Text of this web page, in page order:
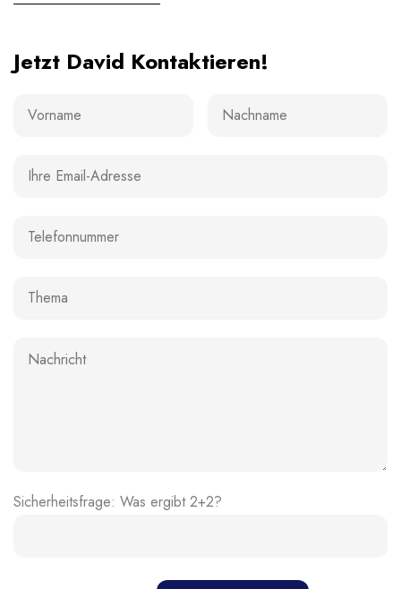
Jetzt David Kontaktieren!
Sicherheitsfrage: Was ergibt 2+2?